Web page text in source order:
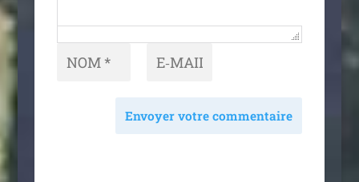
Envoyer votre commentaire